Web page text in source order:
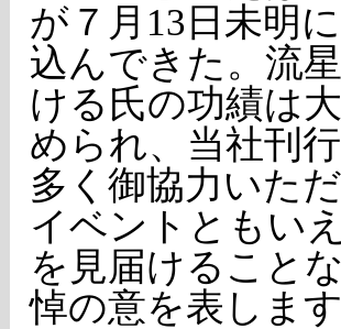
が７月13日未明
込んできた。流
ける氏の功績は
められ、当社刊
多く御協力いた
イベントともい
を見届けること
悼の意を表しま